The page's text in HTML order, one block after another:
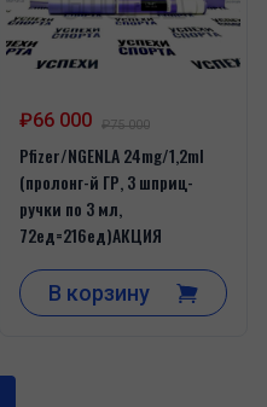
₽66 000 ₽75 000
Pfizer/NGENLA 24mg/1,2ml
(пролонг-й ГР, 3 шприц-
ручки по 3 мл,
72ед=216ед)АКЦИЯ
В корзину